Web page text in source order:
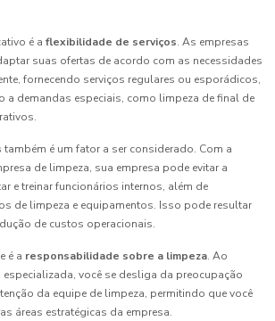
é a flexibilidade de serviços. As empresas
suas ofertas de acordo com as necessidades
fornecendo serviços regulares ou esporádicos,
a demandas especiais, como limpeza de final de
também é um fator a ser considerado. Com a
de limpeza, sua empresa pode evitar a
e treinar funcionários internos, além de
de limpeza e equipamentos. Isso pode resultar
de custos operacionais.
é a responsabilidade sobre a limpeza. Ao
você se desliga da preocupação
da equipe de limpeza, permitindo que você
áreas estratégicas da empresa.